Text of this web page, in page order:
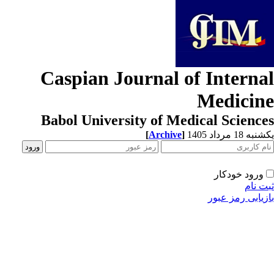
Caspian Journal of
Babol University of Medical
18 مرداد 1405 [Archive]
ورود خودکار
نام
رمز عبور